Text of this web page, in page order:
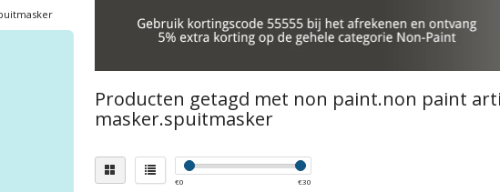
Producten getagd met non paint.non paint
masker.spuitmasker
€0 €30